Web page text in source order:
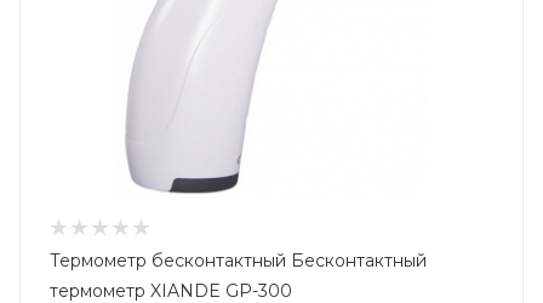
Термометр бесконтактный Бесконтактный
термометр XIANDE GP-300